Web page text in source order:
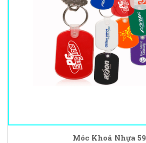
Móc Khoá Nhựa 59